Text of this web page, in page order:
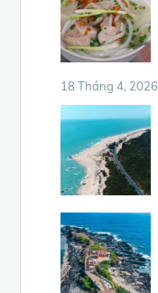
18 Tháng 4, 2026